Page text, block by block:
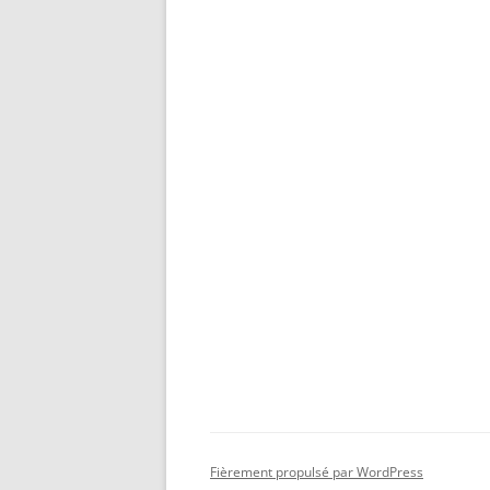
Fièrement propulsé par WordPress